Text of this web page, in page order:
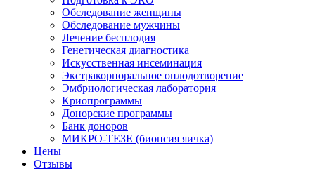
Обследование женщины
Обследование мужчины
Лечение бесплодия
Генетическая диагностика
Искусственная инсеминация
Экстракорпоральное оплодотворение
Эмбриологическая лаборатория
Криопрограммы
Донорские программы
Банк доноров
МИКРО-ТЕЗЕ (биопсия яичка)
Цены
Отзывы